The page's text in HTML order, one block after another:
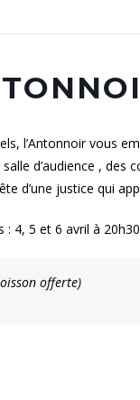
l’Antonnoir vous
d’audience ,
d’une justice qui
: 4, 5 et 6 avril à
offerte)